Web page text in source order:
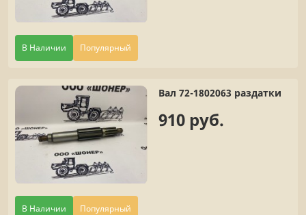
В Наличии Популярный
В Наличии Популярный
Вал 72-1802063 раздатки
910 руб.